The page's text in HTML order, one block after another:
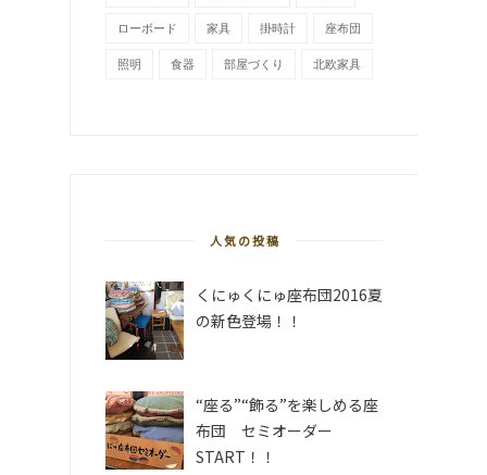
ローボード 家具 掛時計 座布団
照明 食器 部屋づくり 北欧家具
人気の投稿
くにゅくにゅ座布団2016夏
の新色登場！！
“座る”“飾る”を楽しめる座
布団 セミオーダー
START！！